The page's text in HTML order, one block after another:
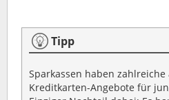
Tipp
Sparkassen haben
Kreditkarten-Angebote für